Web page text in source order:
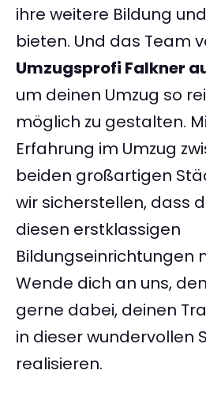
ihre weitere Bildung
bieten. Und das Team
Umzugsprofi Falkner
um deinen Umzug so
möglich zu gestalten.
Erfahrung im Umzug
beiden großartigen
wir sicherstellen, dass
diesen erstklassigen
Bildungseinrichtungen
Wende dich an uns,
gerne dabei, deinen
in dieser wundervollen
realisieren.